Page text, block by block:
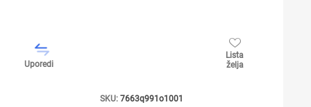
Uporedi
Lista
želja
SKU: 7663q991o1001